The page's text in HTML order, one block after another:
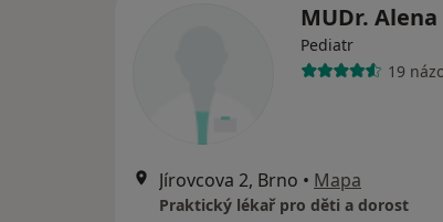
MUDr.
Pediatr
19
Jírovcova 2, Brno • Mapa
Praktický lékař pro děti a dorost